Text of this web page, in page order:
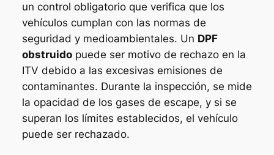
un control obligatorio que verifica que los
vehículos cumplan con las normas de
seguridad y medioambientales. Un DPF
obstruidopuede ser motivo de rechazo en la
ITV debido a las excesivas emisiones de
contaminantes. Durante la inspección, se mide
la opacidad de los gases de escape, y si se
superan los límites establecidos, el vehículo
puede ser rechazado.